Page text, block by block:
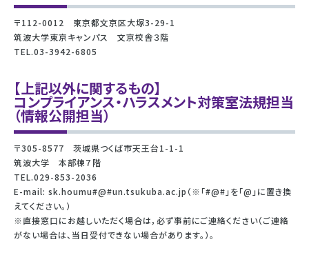
〒112-0012 東京都文京区大塚3-29-1
筑波大学東京キャンパス 文京校舎３階
TEL.03-3942-6805
【上記以外に関するもの】
コンプライアンス・ハラスメント対策室法規担当
（情報公開担当）
〒305-8577 茨城県つくば市天王台1-1-1
筑波大学 本部棟７階
TEL.029-853-2036
E-mail: sk.houmu#@#un.tsukuba.ac.jp（※「#@#」を「@」に置き換
えてください。）
※直接窓口にお越しいただく場合は，必ず事前にご連絡ください（ご連絡
がない場合は、当日受付できない場合があります。）。